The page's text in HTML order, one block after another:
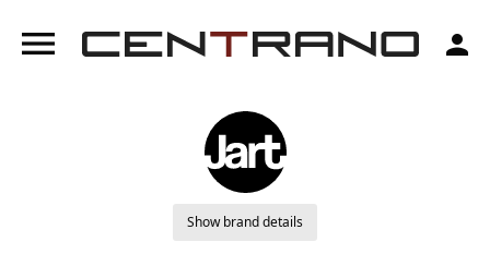
menu person
Show brand details